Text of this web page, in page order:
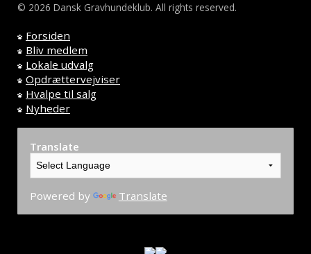
© 2026 Dansk Gravhundeklub. All rights reserved.
Forsiden
Bliv medlem
Lokale udvalg
Opdrættervejviser
Hvalpe til salg
Nyheder
Translate
Powered by Translate